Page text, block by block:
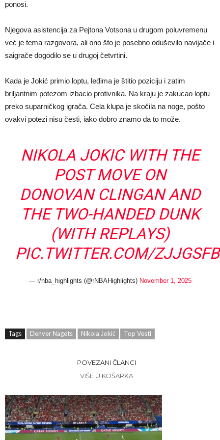
ponosi.
Njegova asistencija za Pejtona Votsona u drugom poluvremenu
već je tema razgovora, ali ono što je posebno oduševilo navijače i
saigrače dogodilo se u drugoj četvrtini.
Kada je Jokić primio loptu, leđima je štitio poziciju i zatim
briljantnim potezom izbacio protivnika. Na kraju je zakucao loptu
preko suparničkog igrača. Cela klupa je skočila na noge, pošto
ovakvi potezi nisu česti, iako dobro znamo da to može.
NIKOLA JOKIC WITH THE
POST MOVE ON
DONOVAN CLINGAN AND
THE TWO-HANDED DUNK
(WITH REPLAYS)
PIC.TWITTER.COM/
— r/nba_highlights (@rNBAHighlights) November 1, 2025
Tags Denver Nagets Nikola Jokić Top Vesti
POVEZANI ČLANCI
VIŠE U KOŠARKA